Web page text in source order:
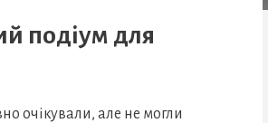
подіум для
очікували, але не могли